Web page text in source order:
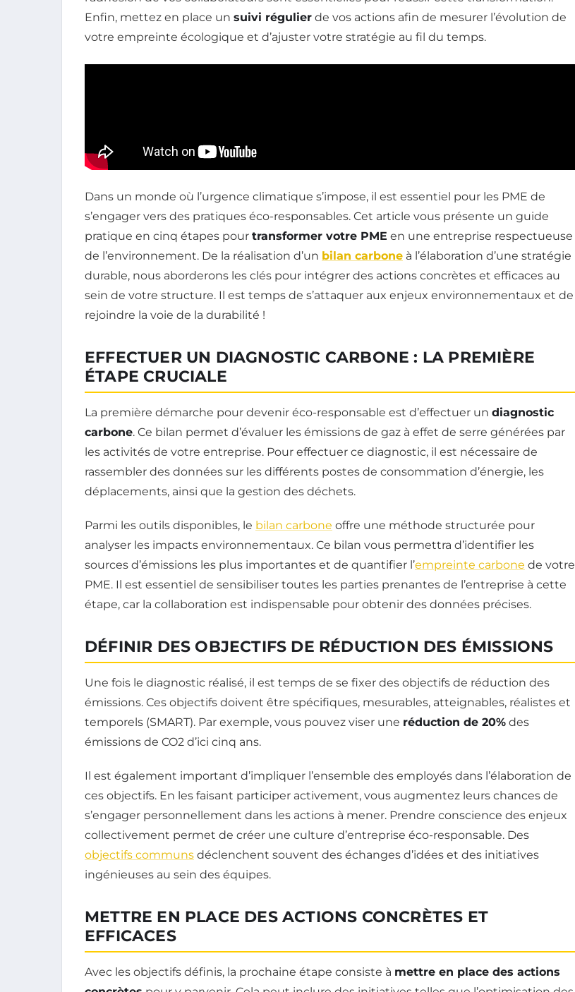
Enfin, mettez en place un suivi régulier de vos actions afin de mesurer l’évolution de
votre empreinte écologique et d’ajuster votre stratégie au fil du temps.
Dans un monde où l’urgence climatique s’impose, il est essentiel pour les PME de
s’engager vers des pratiques éco-responsables. Cet article vous présente un guide
pratique en cinq étapes pour transformer votre PME en une entreprise respectueuse
de l’environnement. De la réalisation d’un bilan carbone à l’élaboration d’une stratégie
durable, nous aborderons les clés pour intégrer des actions concrètes et efficaces au
sein de votre structure. Il est temps de s’attaquer aux enjeux environnementaux et de
rejoindre la voie de la durabilité !
EFFECTUER UN DIAGNOSTIC CARBONE : LA PREMIÈRE
ÉTAPE CRUCIALE
La première démarche pour devenir éco-responsable est d’effectuer un diagnostic
carbone. Ce bilan permet d’évaluer les émissions de gaz à effet de serre générées par
les activités de votre entreprise. Pour effectuer ce diagnostic, il est nécessaire de
rassembler des données sur les différents postes de consommation d’énergie, les
déplacements, ainsi que la gestion des déchets.
Parmi les outils disponibles, le bilan carbone offre une méthode structurée pour
analyser les impacts environnementaux. Ce bilan vous permettra d’identifier les
sources d’émissions les plus importantes et de quantifier l’empreinte carbone de votre
PME. Il est essentiel de sensibiliser toutes les parties prenantes de l’entreprise à cette
étape, car la collaboration est indispensable pour obtenir des données précises.
DÉFINIR DES OBJECTIFS DE RÉDUCTION DES ÉMISSIONS
Une fois le diagnostic réalisé, il est temps de se fixer des objectifs de réduction des
émissions. Ces objectifs doivent être spécifiques, mesurables, atteignables, réalistes et
temporels (SMART). Par exemple, vous pouvez viser une réduction de 20% des
émissions de CO2 d’ici cinq ans.
Il est également important d’impliquer l’ensemble des employés dans l’élaboration de
ces objectifs. En les faisant participer activement, vous augmentez leurs chances de
s’engager personnellement dans les actions à mener. Prendre conscience des enjeux
collectivement permet de créer une culture d’entreprise éco-responsable. Des
objectifs communs déclenchent souvent des échanges d’idées et des initiatives
ingénieuses au sein des équipes.
METTRE EN PLACE DES ACTIONS CONCRÈTES ET
EFFICACES
Avec les objectifs définis, la prochaine étape consiste à mettre en place des actions